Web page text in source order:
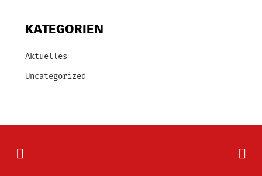
KATEGORIEN
Aktuelles
Uncategorized